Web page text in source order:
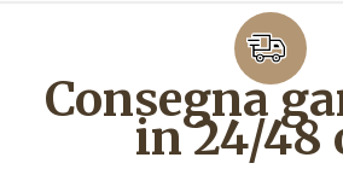
Consegna
in 24/48